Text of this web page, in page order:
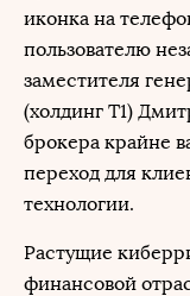
иконка на
пользователю
заместителя
(холдинг Т1)
брокера крайне
переход для
технологии.
Растущие
финансовой